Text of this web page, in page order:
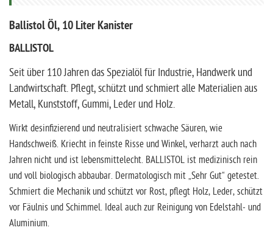
Ballistol Öl, 10 Liter Kanister
BALLISTOL
Seit über 110 Jahren das Spezialöl für Industrie, Handwerk und
Landwirtschaft. Pflegt, schützt und schmiert alle Materialien aus
Metall, Kunststoff, Gummi, Leder und Holz.
Wirkt desinfizierend und neutralisiert schwache Säuren, wie
Handschweiß. Kriecht in feinste Risse und Winkel, verharzt auch nach
Jahren nicht und ist lebensmittelecht. BALLISTOL ist medizinisch rein
und voll biologisch abbaubar. Dermatologisch mit „Sehr Gut“ getestet.
Schmiert die Mechanik und schützt vor Rost, pflegt Holz, Leder, schützt
vor Fäulnis und Schimmel. Ideal auch zur Reinigung von Edelstahl- und
Aluminium.